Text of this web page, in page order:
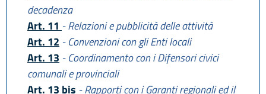
decadenza
Art. 11 - Relazioni e pubblicità delle attività
Art. 12 - Convenzioni con gli Enti locali
Art. 13 - Coordinamento con i Difensori civici
comunali e provinciali
Art. 13 bis - Rapporti con i Garanti regionali ed il